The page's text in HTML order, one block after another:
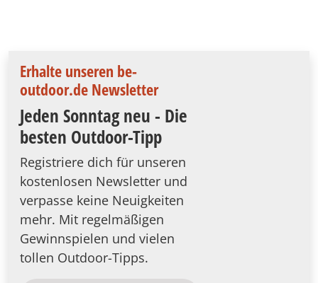
Erhalte unseren be-
outdoor.de Newsletter
Jeden Sonntag neu - Die
besten Outdoor-Tipp
Registriere dich für unseren
kostenlosen Newsletter und
verpasse keine Neuigkeiten
mehr. Mit regelmäßigen
Gewinnspielen und vielen
tollen Outdoor-Tipps.